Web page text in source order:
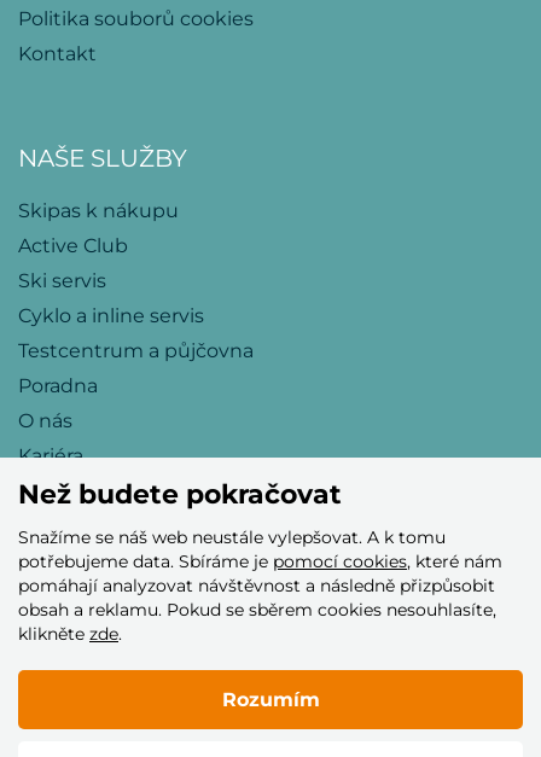
Politika souborů cookies
Kontakt
NAŠE SLUŽBY
Skipas k nákupu
Active Club
Ski servis
Cyklo a inline servis
Testcentrum a půjčovna
Poradna
O nás
Kariéra
Přijímáme tyto platební karty
Než budete pokračovat
Snažíme se náš web neustále vylepšovat. A k tomu
potřebujeme data. Sbíráme je pomocí cookies, které nám
pomáhají analyzovat návštěvnost a následně přizpůsobit
obsah a reklamu. Pokud se sběrem cookies nesouhlasíte,
klikněte zde.
Rozumím